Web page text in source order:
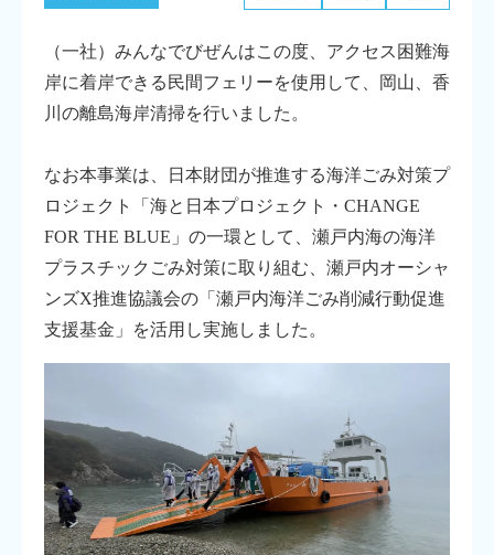
（一社）みんなでびぜんはこの度、アクセス困難海
岸に着岸できる民間フェリーを使⽤して、岡山、香
川の離島海岸清掃を行いました。
なお本事業は、日本財団が推進する海洋ごみ対策プ
ロジェクト「海と日本プロジェクト・CHANGE
FOR THE BLUE」の一環として、瀬戸内海の海洋
プラスチックごみ対策に取り組む、瀬戸内オーシャ
ンズX推進協議会の「瀬戸内海洋ごみ削減行動促進
支援基金」を活用し実施しました。